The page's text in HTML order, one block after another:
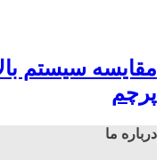
سیستم
ما